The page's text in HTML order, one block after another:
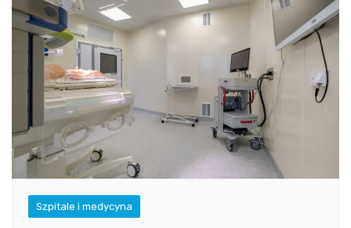
Szpitale i medycyna